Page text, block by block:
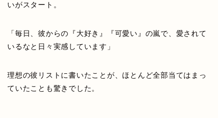
いがスタート。
「毎日、彼からの『大好き』『可愛い』の嵐で、愛されて
いるなと日々実感しています」
理想の彼リストに書いたことが、ほとんど全部当てはまっ
ていたことも驚きでした。